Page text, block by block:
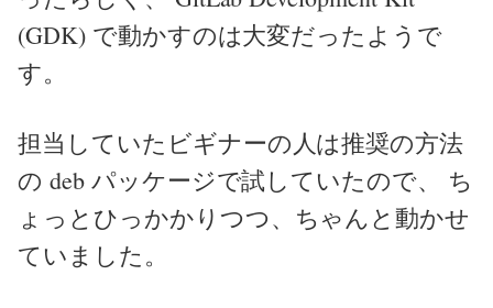
(GDK) で動かすのは大変だったようで
す。
担当していたビギナーの人は推奨の方法
の deb パッケージで試していたので、 ち
ょっとひっかかりつつ、ちゃんと動かせ
ていました。